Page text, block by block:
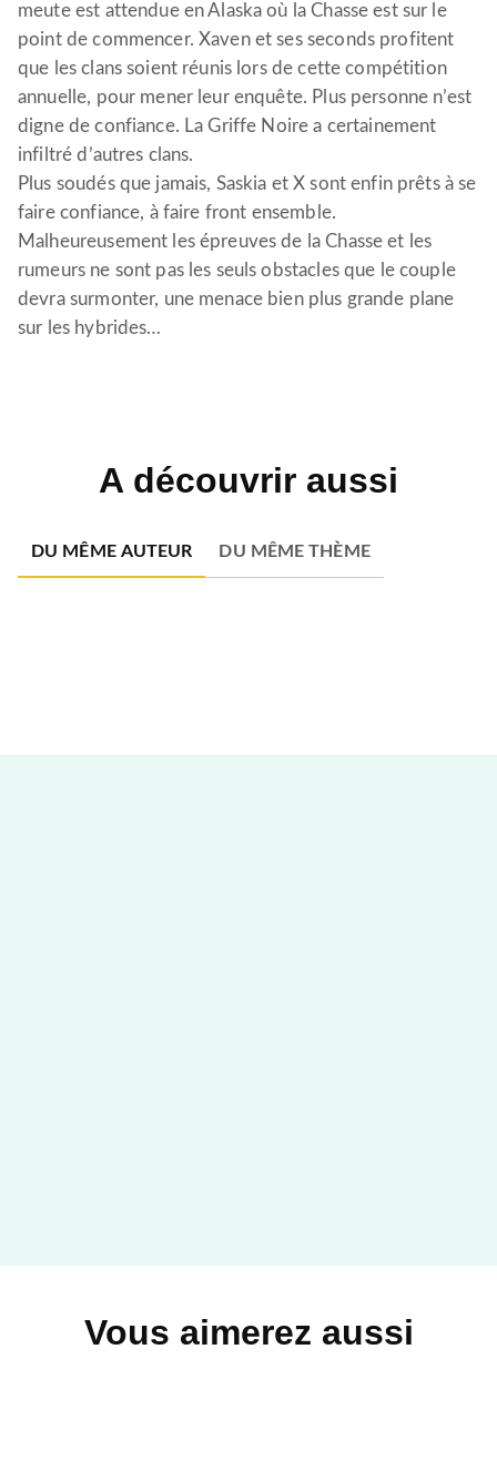
meute est attendue en Alaska où la Chasse est sur le
point de commencer. Xaven et ses seconds profitent
que les clans soient réunis lors de cette compétition
annuelle, pour mener leur enquête. Plus personne n’est
digne de confiance. La Griffe Noire a certainement
infiltré d’autres clans.
Plus soudés que jamais, Saskia et X sont enfin prêts à se
faire confiance, à faire front ensemble.
Malheureusement les épreuves de la Chasse et les
rumeurs ne sont pas les seuls obstacles que le couple
devra surmonter, une menace bien plus grande plane
sur les hybrides…
A découvrir aussi
DU MÊME AUTEUR DU MÊME THÈME
Vous aimerez aussi